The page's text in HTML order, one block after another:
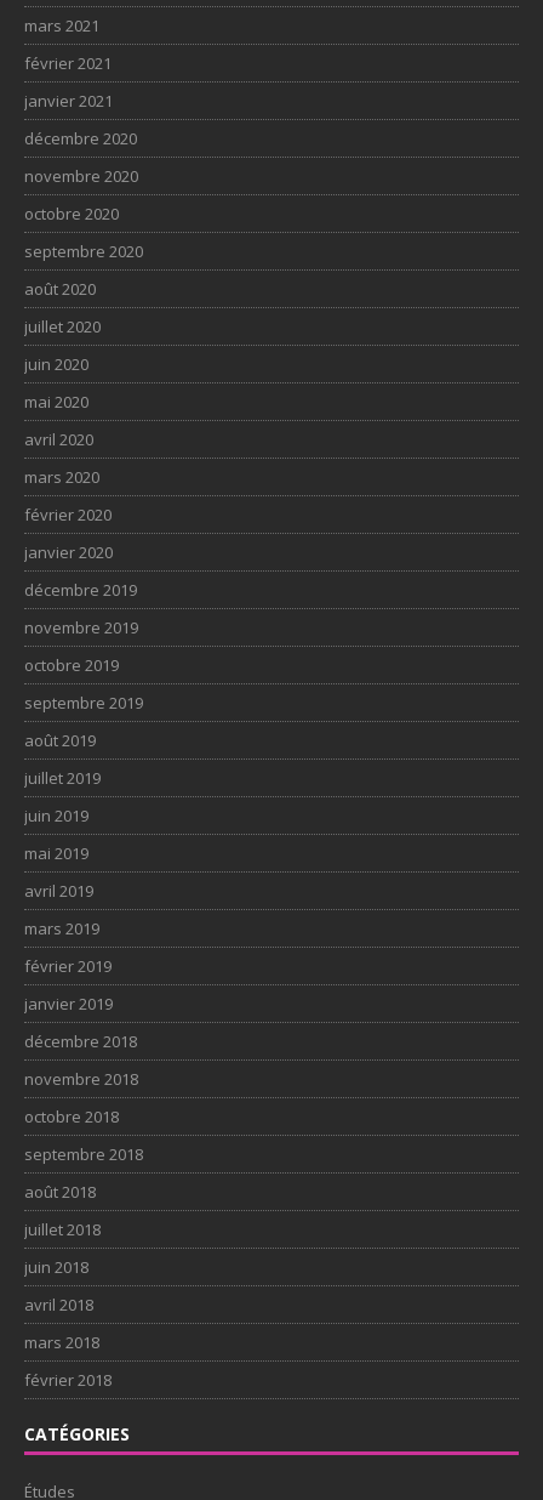
mars 2021
février 2021
janvier 2021
décembre 2020
novembre 2020
octobre 2020
septembre 2020
août 2020
juillet 2020
juin 2020
mai 2020
avril 2020
mars 2020
février 2020
janvier 2020
décembre 2019
novembre 2019
octobre 2019
septembre 2019
août 2019
juillet 2019
juin 2019
mai 2019
avril 2019
mars 2019
février 2019
janvier 2019
décembre 2018
novembre 2018
octobre 2018
septembre 2018
août 2018
juillet 2018
juin 2018
avril 2018
mars 2018
février 2018
CATÉGORIES
Études